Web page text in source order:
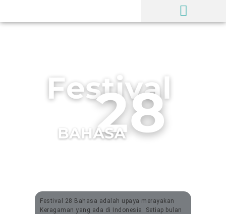
Festival 28 Bahasa adalah upaya merayakan
Keragaman yang ada di Indonesia. Setiap bulan